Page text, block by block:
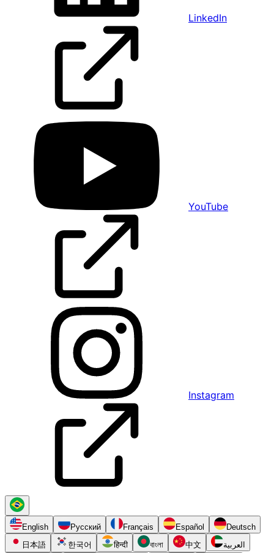
LinkedIn
YouTube
Instagram
English Русский Français Español
Deutsch
日本語
한국어 हिन्दी বাংলা 中文 العربية